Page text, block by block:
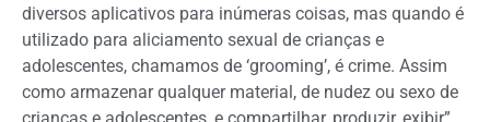
diversos aplicativos para inúmeras coisas, mas quando é
utilizado para aliciamento sexual de crianças e
adolescentes, chamamos de ‘grooming’, é crime. Assim
como armazenar qualquer material, de nudez ou sexo de